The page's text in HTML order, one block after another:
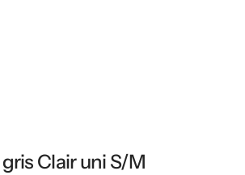
Clair uni S/M